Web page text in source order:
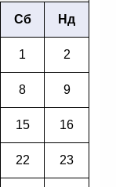
Сб Нд
1 2
8 9
15 16
22 23